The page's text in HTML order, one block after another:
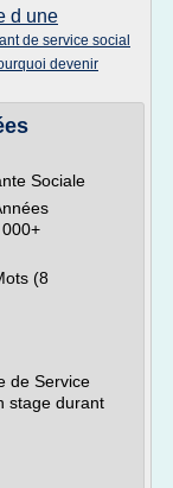
d une
de service social
devenir
Sociale
(8
de Service
stage durant